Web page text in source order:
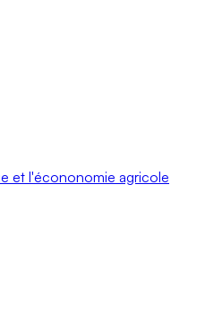
et l'écononomie agricole